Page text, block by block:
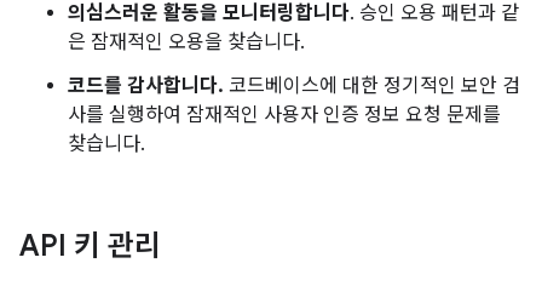
의심스러운 활동을 모니터링합니다. 승인 오용 패턴과 같
은 잠재적인 오용을 찾습니다.
코드를 감사합니다. 코드베이스에 대한 정기적인 보안 검
사를 실행하여 잠재적인 사용자 인증 정보 요청 문제를
찾습니다.
API 키 관리